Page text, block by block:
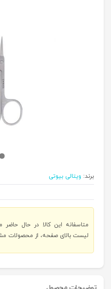
برند: ویتالی بیوتی
متاسفانه این کالا در حال
لیست بالای صفحه، از محصولات